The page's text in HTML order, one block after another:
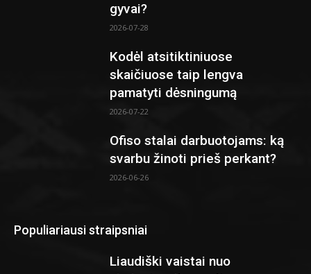
gyvai?
2026-07-28
Kodėl atsitiktiniuose
skaičiuose taip lengva
pamatyti dėsningumą
2026-07-22
Ofiso stalai darbuotojams: ką
svarbu žinoti prieš perkant?
2026-06-26
Populiariausi straipsniai
Liaudiški vaistai nuo